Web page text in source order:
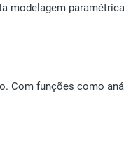
Com funções como